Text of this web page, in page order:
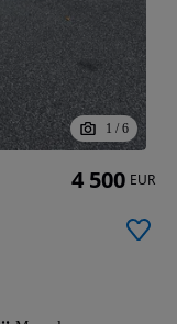
1 / 6
4 500 EUR